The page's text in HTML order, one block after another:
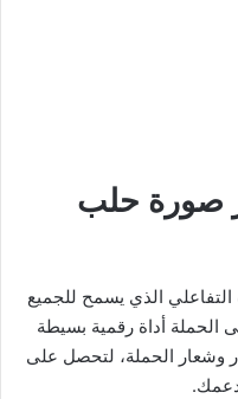
صورة حلب
الذي يسمح للجميع
الحملة أداة رقمية بسيطة
وشعار الحملة، لتحصل على